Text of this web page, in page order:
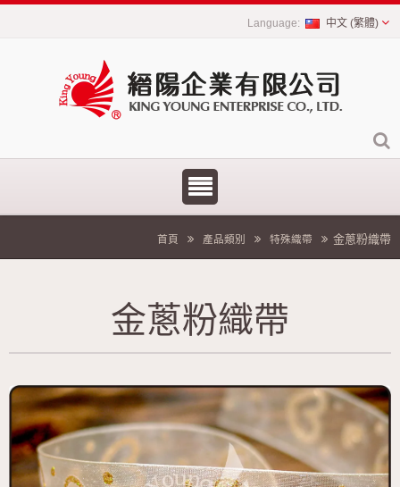
中文 (繁體)
首頁 產品類別 特殊織帶 金蔥粉織帶
金蔥粉織帶